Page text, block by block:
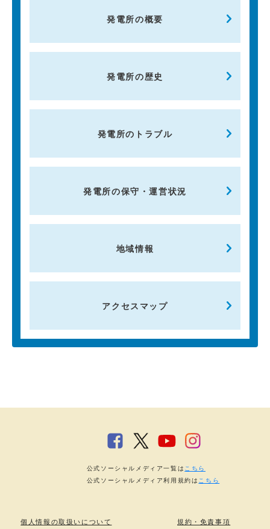
発電所の概要
発電所の歴史
発電所のトラブル
発電所の保守・運営状況
地域情報
アクセスマップ
個人情報の取扱いについて 規約・免責事項
公式ソーシャルメディア一覧は こちら
公式ソーシャルメディア利用規約は こちら